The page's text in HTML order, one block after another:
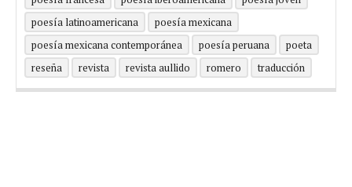
poesía latinoamericana
poesía mexicana
poesía mexicana contemporánea
poesía peruana
poeta
reseña
revista revista aullido romero traducción